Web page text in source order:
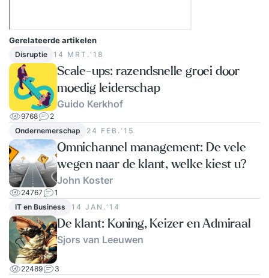
Gerelateerde artikelen
Disruptie 14 MRT.‘18
Scale-ups: razendsnelle groei door
moedig leiderschap
Guido Kerkhof
9768
2
Ondernemerschap
24 FEB.‘15
Omnichannel management: De vele
wegen naar de klant, welke kiest u?
John Koster
24767
1
IT en Business
14 JAN.‘14
De klant: Koning, Keizer en Admiraal
Sjors van Leeuwen
22489 3